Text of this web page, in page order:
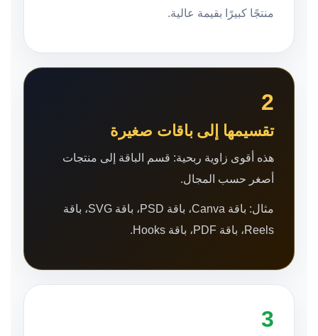
منتجًا كبيرًا بقيمة عالية.
2
تقسيمها إلى باقات صغيرة
هذه أقوى زاوية ربحية: قسم الباقة إلى منتجات
أصغر حسب المجال.
مثال: باقة Canva، باقة PSD، باقة SVG، باقة
Reels، باقة PDF، باقة Hooks.
3